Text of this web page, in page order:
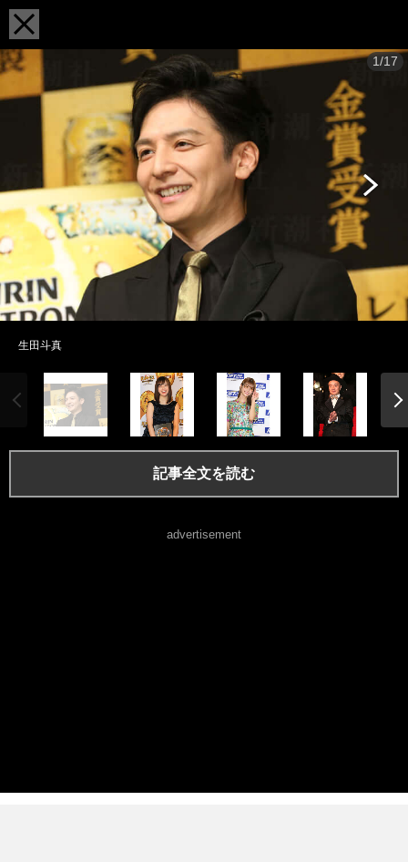
1/17
生田斗真
記事全文を読む
advertisement